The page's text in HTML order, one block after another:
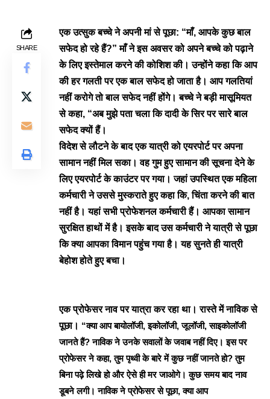
SHARE
एक उत्सुक बच्चे ने अपनी मां से पूछा: “माँ, आपके कुछ बाल
सफेद हो रहे हैं?” माँ ने इस अवसर को अपने बच्चे को पढ़ाने
के लिए इस्तेमाल करने की कोशिश की। उन्होंने कहा कि आप
की हर गलती पर एक बाल सफेद हो जाता है। आप गलतियां
नहीं करोगे तो बाल सफेद नहीं होंगे। बच्चे ने बड़ी मासूमियत
से कहा, “अब मुझे पता चला कि दादी के सिर पर सारे बाल
सफेद क्यों हैं।
विदेश से लौटने के बाद एक यात्री को एयरपोर्ट पर अपना
सामान नहीं मिल सका। वह गुम हुए सामान की सूचना देने के
लिए एयरपोर्ट के काउंटर पर गया। जहां उपस्थित एक महिला
कर्मचारी ने उससे मुस्कराते हुए कहा कि, चिंता करने की बात
नहीं है। यहां सभी प्रोफेशनल कर्मचारी हैं। आपका सामान
सुरक्षित हाथों में है।इसके बाद उस कर्मचारी ने यात्री से पूछा
कि क्या आपका विमान पहुंच गया है। यह सुनते ही यात्री
बेहोश होते हुए बचा।
एक प्रोफेसर नाव पर यात्रा कर रहा था। रास्ते में नाविक से
पूछा। “क्या आप बायोलॉजी, इकोलॉजी, जूलॉजी, साइकोलॉजी
जानते हैं?नाविक ने उनके सवालों के जवाब नहीं दिए।इस पर
प्रोफेसर ने कहा, तुम पृथ्वी के बारे में कुछ नहीं जानते हो? तुम
बिना पढ़े लिखे हो और ऐसे ही मर जाओगे।कुछ समय बाद नाव
डूबने लगी। नाविक ने प्रोफेसर से पूछा, क्या आप